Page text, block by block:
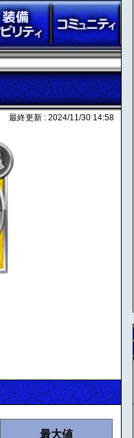
最終更新 : 2024/11/30 14:58
最大値